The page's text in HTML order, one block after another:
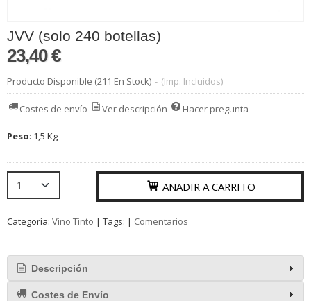
JVV (solo 240 botellas)
23,40 €
Producto Disponible (211 En Stock) - (Imp. Incluidos)
Costes de envío Ver descripción Hacer pregunta
Peso: 1,5 Kg
AÑADIR A CARRITO
Categoría: Vino Tinto | Tags: | Comentarios
Descripción
Costes de Envío